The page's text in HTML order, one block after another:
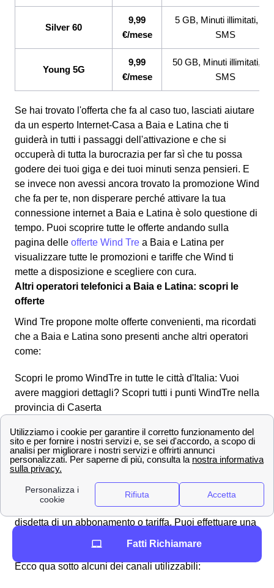
Silver 60
9,99
€/mese
5 GB, Minuti illimitati,
SMS
Young 5G
9,99
€/mese
50 GB, Minuti illimitati,
SMS
Se hai trovato l'offerta che fa al caso tuo, lasciati aiutare
da un esperto Internet-Casa a Baia e Latina che ti
guiderà in tutti i passaggi dell'attivazione e che si
occuperà di tutta la burocrazia per far sì che tu possa
godere dei tuoi giga e dei tuoi minuti senza pensieri. E
se invece non avessi ancora trovato la promozione Wind
che fa per te, non disperare perché attivare la tua
connessione internet a Baia e Latina è solo questione di
tempo. Puoi scoprire tutte le offerte andando sulla
pagina delle offerte Wind Tre a Baia e Latina per
visualizzare tutte le promozioni e tariffe che Wind ti
mette a disposizione e scegliere con cura.
Altri operatori telefonici a Baia e Latina: scopri le
offerte
Wind Tre propone molte offerte convenienti, ma ricordati
che a Baia e Latina sono presenti anche altri operatori
come:
Scopri le promo WindTre in tutte le città d'Italia: Vuoi
avere maggiori dettagli? Scopri tutti i punti WindTre nella
provincia di Caserta
Baia e Latina
Effettuare una disdetta con Wind Tre a Baia e Latina
e Latina? L'operatore segue i suoi clienti baiardi e
latinesi in tutte le operazioni necessarie, anche per la
disdetta di un abbonamento o tariffa. Puoi effettuare una
Ecco qua sotto alcuni dei canali utilizzabili:
Fatti Richiamare